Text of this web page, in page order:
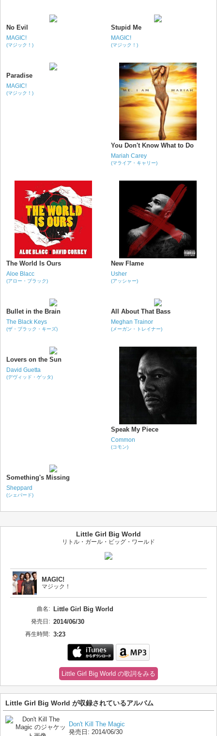
No Evil
MAGIC!
(マジック！)
Stupid Me
MAGIC!
(マジック！)
Paradise
MAGIC!
(マジック！)
You Don't Know What to Do
Mariah Carey
(マライア・キャリー)
The World Is Ours
Aloe Blacc
(アロー・ブラック)
New Flame
Usher
(アッシャー)
Bullet in the Brain
The Black Keys
(ザ・ブラック・キーズ)
All About That Bass
Meghan Trainor
(メーガン・トレイナー)
Lovers on the Sun
David Guetta
(デヴィッド・ゲッタ)
Speak My Piece
Common
(コモン)
Something's Missing
Sheppard
(シェパード)
Little Girl Big World
リトル・ガール・ビッグ・ワールド
MAGIC!
マジック！
曲名: Little Girl Big World
発売日: 2014/06/30
再生時間: 3:23
Little Girl Big World の歌詞をみる
Little Girl Big World が収録されているアルバム
Don't Kill The Magic
発売日: 2014/06/30